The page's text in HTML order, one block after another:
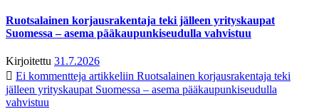
Ruotsalainen korjausrakentaja teki jälleen yrityskaupat
Suomessa – asema pääkaupunkiseudulla vahvistuu
Kirjoitettu 31.7.2026
Ei kommentteja artikkeliin Ruotsalainen korjausrakentaja teki
jälleen yrityskaupat Suomessa – asema pääkaupunkiseudulla
vahvistuu